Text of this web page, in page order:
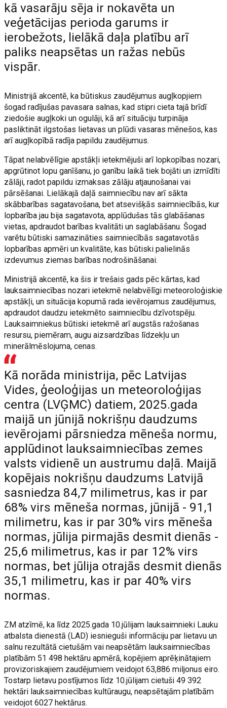
kā vasarāju sēja ir nokavēta un
veģetācijas perioda garums ir
ierobežots, lielākā daļa platību arī
paliks neapsētas un ražas nebūs
vispār.
Ministrijā akcentē, ka būtiskus zaudējumus augļkopjiem
šogad radījušas pavasara salnas, kad stipri cieta tajā brīdī
ziedošie augļkoki un ogulāji, kā arī situāciju turpināja
pasliktināt ilgstošas lietavas un plūdi vasaras mēnešos, kas
arī augļkopībā radīja papildu zaudējumus.
Tāpat nelabvēlīgie apstākļi ietekmējuši arī lopkopības nozari,
apgrūtinot lopu ganīšanu, jo ganību laikā tiek bojāti un izmīdīti
zālāji, radot papildu izmaksas zālāju atjaunošanai vai
pārsēšanai. Lielākajā daļā saimniecību nav arī sākta
skābbarības sagatavošana, bet atsevišķās saimniecībās, kur
lopbarība jau bija sagatavota, applūdušas tās glabāšanas
vietas, apdraudot barības kvalitāti un saglabāšanu. Šogad
varētu būtiski samazināties saimniecībās sagatavotās
lopbarības apmēri un kvalitāte, kas būtiski palielinās
izdevumus ziemas barības nodrošināšanai.
Ministrijā akcentē, ka šis ir trešais gads pēc kārtas, kad
lauksaimniecības nozari ietekmē nelabvēlīgi meteoroloģiskie
apstākļi, un situācija kopumā rada ievērojamus zaudējumus,
apdraudot daudzu ietekmēto saimniecību dzīvotspēju.
Lauksaimniekus būtiski ietekmē arī augstās ražošanas
resursu, piemēram, augu aizsardzības līdzekļu un
minerālmēslojuma, cenas.
Kā norāda ministrija, pēc Latvijas
Vides, ģeoloģijas un meteoroloģijas
centra (LVĢMC) datiem, 2025.gada
maijā un jūnijā nokrišņu daudzums
ievērojami pārsniedza mēneša normu,
applūdinot lauksaimniecības zemes
valsts vidienē un austrumu daļā. Maijā
kopējais nokrišņu daudzums Latvijā
sasniedza 84,7 milimetrus, kas ir par
68% virs mēneša normas, jūnijā - 91,1
milimetru, kas ir par 30% virs mēneša
normas, jūlija pirmajās desmit dienās -
25,6 milimetrus, kas ir par 12% virs
normas, bet jūlija otrajās desmit dienās
35,1 milimetru, kas ir par 40% virs
normas.
ZM atzīmē, ka līdz 2025.gada 10.jūlijam lauksaimnieki Lauku
atbalsta dienestā (LAD) iesnieguši informāciju par lietavu un
salnu rezultātā cietušām vai neapsētām lauksaimniecības
platībām 51 498 hektāru apmērā, kopējiem aprēķinātajiem
provizoriskajiem zaudējumiem veidojot 63,886 miljonus eiro.
Tostarp lietavu postījumos līdz 10.jūlijam cietuši 49 392
hektāri lauksaimniecības kultūraugu, neapsētajām platībām
veidojot 6027 hektārus.